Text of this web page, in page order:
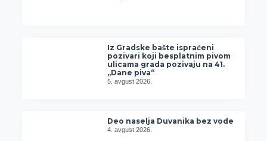
Iz Gradske bašte ispraćeni
pozivari koji besplatnim pivom
ulicama grada pozivaju na 41.
„Dane piva“
5. avgust 2026.
Deo naselja Duvanika bez vode
4. avgust 2026.